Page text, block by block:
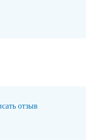
отзыв